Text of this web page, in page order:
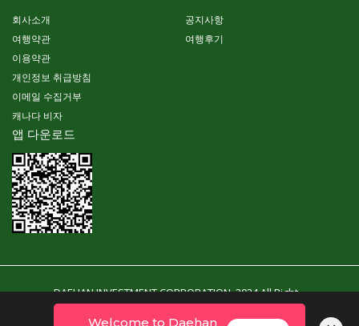
회사소개
여행약관
이용약관
개인정보 취급방침
이메일 수집거부
캐나다 비자
공지사항
여행후기
앱 다운로드
DAEHAN INVESTMENT CORPORATION. 2024 All Right
Reserved. Powered By YubinSoft
Welcome to Daehan